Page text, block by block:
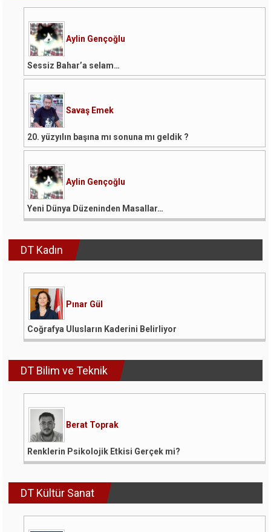
Aylin Gençoğlu
Sessiz Bahar’a selam…
Savaş Emek
20. yüzyılın başına mı sonuna mı geldik ?
Aylin Gençoğlu
Yeni Dünya Düzeninden Masallar…
DT Kadın
Pınar Gül
Coğrafya Ulusların Kaderini Belirliyor
DT Bilim ve Teknik
Berat Toprak
Renklerin Psikolojik Etkisi Gerçek mi?
DT Kültür Sanat